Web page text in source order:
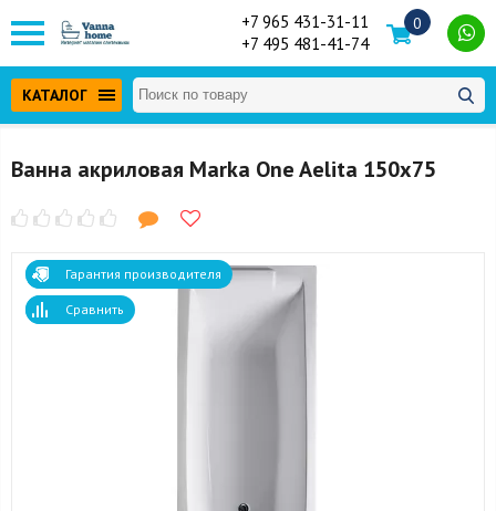
+7 965 431-31-11
+7 495 481-41-74
0
КАТАЛОГ
Ванна акриловая Marka One Aelita 150x75
Гарантия производителя
Сравнить